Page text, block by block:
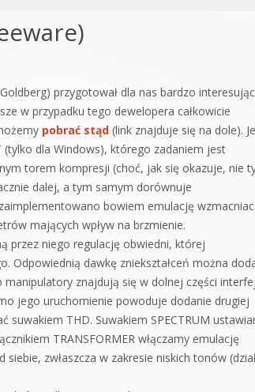
przygotował dla nas bardzo
w przypadku tego dewelopera całkowicie
pobrać stąd (link znajduje się na dole).
(tylko dla Windows), którego zadaniem jest
torem kompresji (choć, jak się okazuje, nie
dalej, a tym samym dorównuje
bowiem emulację
mających wpływ na brzmienie.
przez niego regulację obwiedni, której
Odpowiednią dawkę zniekształceń można
znajdują się w dolnej części
jego uruchomienie powoduje dodanie drugiej
THD. Suwakiem SPECTRUM
TRANSFORMER włączamy emulację
zwłaszcza w zakresie niskich tonów